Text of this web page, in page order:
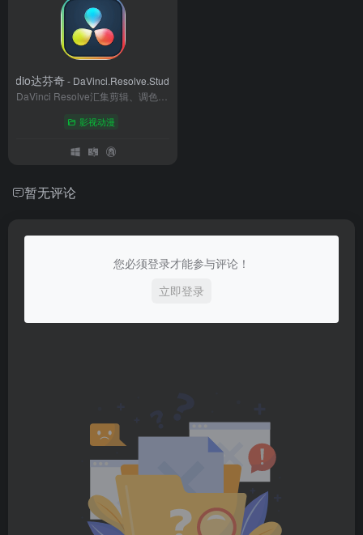
达芬奇- DaVinci.Resolve.Studio.v20.0.0.38(64bit)-Win
影视动漫
暂无评论
您必须登录才能参与评论！
立即登录